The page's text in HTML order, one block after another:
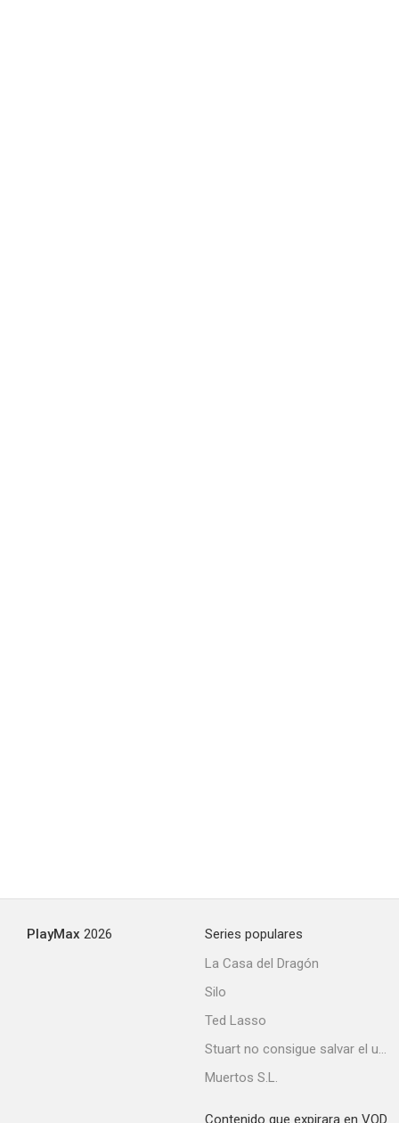
PlayMax 2026
Series populares
La Casa del Dragón
Silo
Ted Lasso
Stuart no consigue salvar el universo
Muertos S.L.
Contenido que expirara en VOD